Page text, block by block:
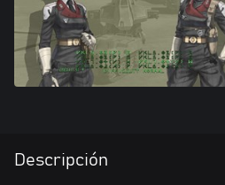
Descripción